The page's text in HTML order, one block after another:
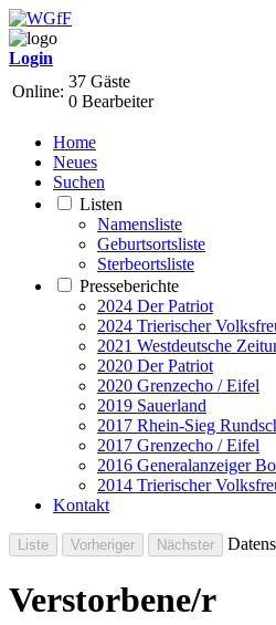
Login
Online:
37 Gäste
0 Bearbeiter
Home
Neues
Suchen
Listen
Namensliste
Geburtsortsliste
Sterbeortsliste
Presseberichte
2024 Der Patriot
2024 Trierischer
2021 Westdeutsche
2020 Der Patriot
2020 Grenzecho / Eifel
2019 Sauerland
2017 Rhein-Sieg
2017 Grenzecho / Eifel
2016 Generalanzeiger
2014 Trierischer
Kontakt
Verstorbene/r